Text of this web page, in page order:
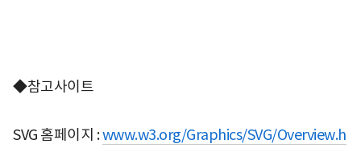
◆참고사이트
SVG 홈페이지 :www.w3.org/Graphics/SVG/Overview.h